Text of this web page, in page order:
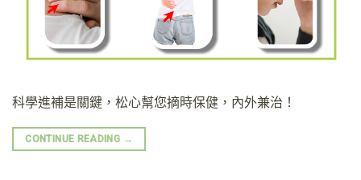
科學進補是關鍵，松心幫您摘時保健，內外兼治！
CONTINUE READING →